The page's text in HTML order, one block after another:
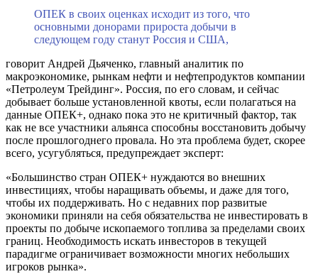
ОПЕК в своих оценках исходит из того, что
основными донорами прироста добычи в
следующем году станут Россия и США,
говорит Андрей Дьяченко, главный аналитик по
макроэкономике, рынкам нефти и нефтепродуктов компании
«Петролеум Трейдинг». Россия, по его словам, и сейчас
добывает больше установленной квоты, если полагаться на
данные ОПЕК+, однако пока это не критичный фактор, так
как не все участники альянса способны восстановить добычу
после прошлогоднего провала. Но эта проблема будет, скорее
всего, усугубляться, предупреждает эксперт:
«Большинство стран ОПЕК+ нуждаются во внешних
инвестициях, чтобы наращивать объемы, и даже для того,
чтобы их поддерживать. Но с недавних пор развитые
экономики приняли на себя обязательства не инвестировать в
проекты по добыче ископаемого топлива за пределами своих
границ. Необходимость искать инвесторов в текущей
парадигме ограничивает возможности многих небольших
игроков рынка».